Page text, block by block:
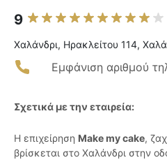
9
Χαλάνδρι, Ηρακλείτου 114,
Εμφάνιση αριθμού
Σχετικά με την εταιρεία:
Η επιχείρηση Make my cake,
βρίσκεται στο Χαλάνδρι στην